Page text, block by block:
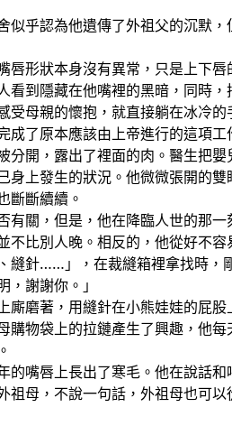
似乎認為他遺傳了外祖父的沉默
唇形狀本身沒有異常，只是上下
看到隱藏在他嘴裡的黑暗，同時
受母親的懷抱，就直接躺在冰冷
成了原本應該由上帝進行的這項
開，露出了裡面的肉。醫生把嬰
身上發生的狀況。他微微張開的
斷斷續續。
有關，但是，他在降臨人世的那
不比別人晚。相反的，他從好不
縫針……」，在裁縫箱裡拿找時，
，謝謝你。」
磨著，用縫針在小熊娃娃的屁股
購物袋上的拉鏈產生了興趣，他
的嘴唇上長出了寒毛。他在說話
祖母，不說一句話，外祖母也可